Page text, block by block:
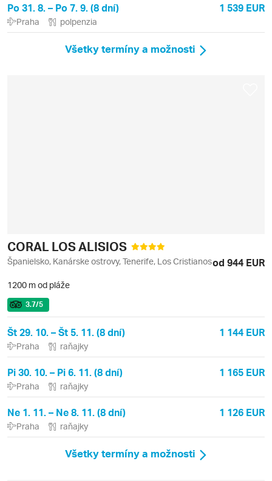
Po 31. 8. – Po 7. 9. (8 dní) 1 539 EUR
Praha polpenzia
Všetky termíny a možnosti
CORAL LOS ALISIOS
Španielsko, Kanárske ostrovy, Tenerife, Los Cristianosod 944 EUR
1200 m od pláže
3.7/5
Št 29. 10. – Št 5. 11. (8 dní) 1 144 EUR
Praha raňajky
Pi 30. 10. – Pi 6. 11. (8 dní) 1 165 EUR
Praha raňajky
Ne 1. 11. – Ne 8. 11. (8 dní) 1 126 EUR
Praha raňajky
Všetky termíny a možnosti